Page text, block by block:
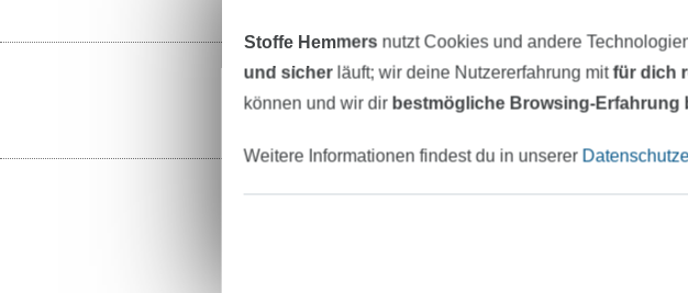
Das
und
und an
alle
Denn
Unser
Stoffe Hemmers nutzt Cookies und andere
und sicherläuft; wir deine Nutzererfahrung mitfür dich
können und wir dir bestmögliche Browsing-Erfahrung
Weitere Informationen findest du in unserer